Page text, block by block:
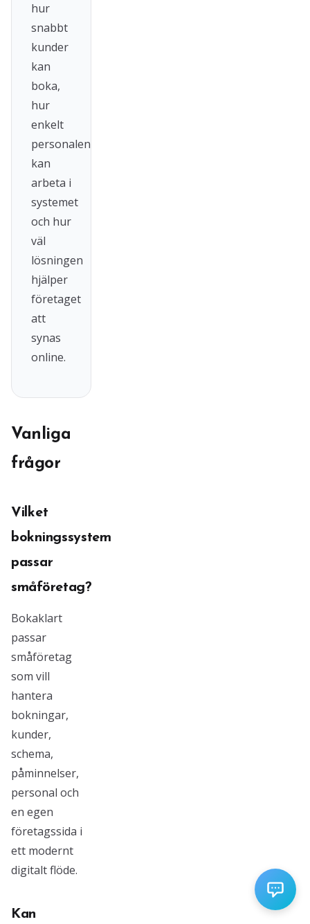
hur
snabbt
kunder
kan
boka,
hur
enkelt
personalen
kan
arbeta i
systemet
och hur
väl
lösningen
hjälper
företaget
att
synas
online.
Vanliga
frågor
Vilket
bokningssystem
passar
småföretag?
Bokaklart
passar
småföretag
som vill
hantera
bokningar,
kunder,
schema,
påminnelser,
personal och
en egen
företagssida i
ett modernt
digitalt flöde.
Kan